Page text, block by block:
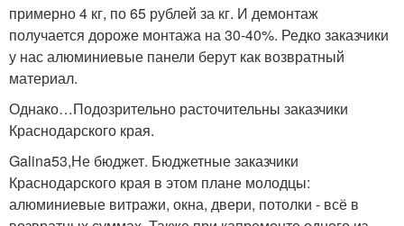
примерно 4 кг, по 65 рублей за кг. И демонтаж
получается дороже монтажа на 30-40%. Редко заказчики
у нас алюминиевые панели берут как возвратный
материал.
Однако…Подозрительно расточительны заказчики
Краснодарского края.
Galina53,Не бюджет. Бюджетные заказчики
Краснодарского края в этом плане молодцы:
алюминиевые витражи, окна, двери, потолки - всё в